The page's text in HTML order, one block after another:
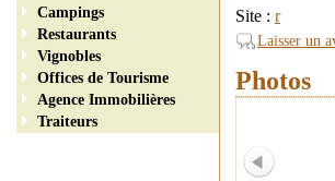
Site : r
Laisser un
Photos
Campings
Restaurants
Vignobles
Offices de Tourisme
Agence Immobilières
Traiteurs